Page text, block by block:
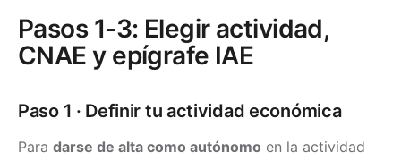
Pasos 1-3: Elegir actividad,
CNAE y epígrafe IAE
Paso 1 · Definir tu actividad económica
Para darse de alta como autónomo en la actividad